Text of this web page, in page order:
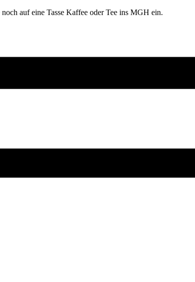
auf eine Tasse Kaffee oder Tee ins MGH ein.